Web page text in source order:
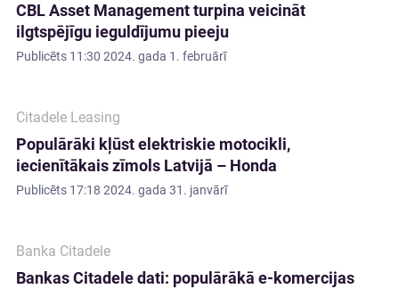
CBL Asset Management turpina veicināt
ilgtspējīgu ieguldījumu pieeju
Publicēts 11:30 2024. gada 1. februārī
Citadele Leasing
Populārāki kļūst elektriskie motocikli,
iecienītākais zīmols Latvijā – Honda
Publicēts 17:18 2024. gada 31. janvārī
Banka Citadele
Bankas Citadele dati: populārākā e-komercijas